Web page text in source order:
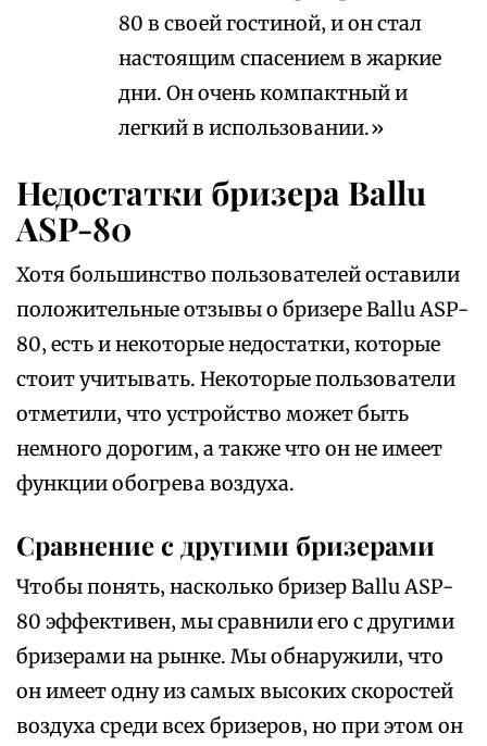
80 в своей гостиной‚ и он стал
настоящим спасением в жаркие
дни. Он очень компактный и
легкий в использовании.»
Недостатки бризера Ballu
ASP-80
Хотя большинство пользователей оставили
положительные отзывы о бризере Ballu ASP-
80‚ есть и некоторые недостатки‚ которые
стоит учитывать. Некоторые пользователи
отметили‚ что устройство может быть
немного дорогим‚ а также что он не имеет
функции обогрева воздуха.
Сравнение с другими бризерами
Чтобы понять‚ насколько бризер Ballu ASP-
80 эффективен‚ мы сравнили его с другими
бризерами на рынке. Мы обнаружили‚ что
он имеет одну из самых высоких скоростей
воздуха среди всех бризеров‚ но при этом он